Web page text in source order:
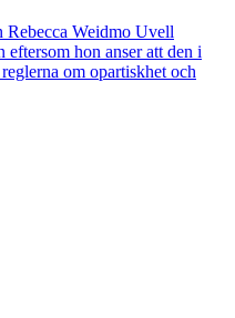
Rebecca Weidmo Uvell
hon anser att den i
om opartiskhet och